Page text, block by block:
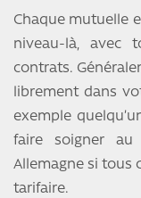
Chaque mutuelle
niveau-là, avec
contrats.
librement dans
exemple
faire soigner
Allemagne si tous
tarifaire.